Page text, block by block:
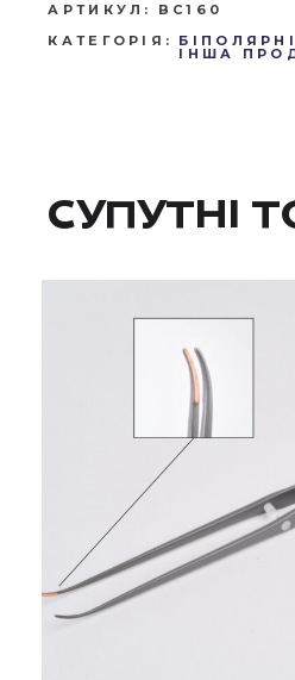
АРТИКУЛ:
BC160
КАТЕГОРІЯ:
ІНША
СУПУТНІ